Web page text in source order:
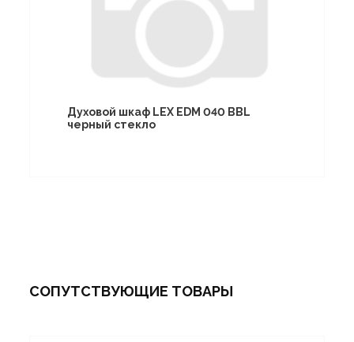
Духовой шкаф LEX EDM 040 BBL
черный стекло
СОПУТСТВУЮЩИЕ ТОВАРЫ